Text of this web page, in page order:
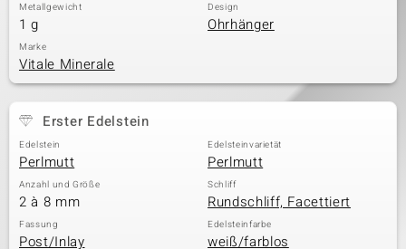
Classics
Metallgewicht
1 g
Design
Ohrhänger
Marke
Vitale Minerale
Erster Edelstein
Edelstein
Perlmutt
Edelsteinvarietät
Perlmutt
Anzahl und Größe
2 à 8 mm
Schliff
Rundschliff, Facettiert
Fassung
Post/Inlay
Edelsteinfarbe
weiß/farblos